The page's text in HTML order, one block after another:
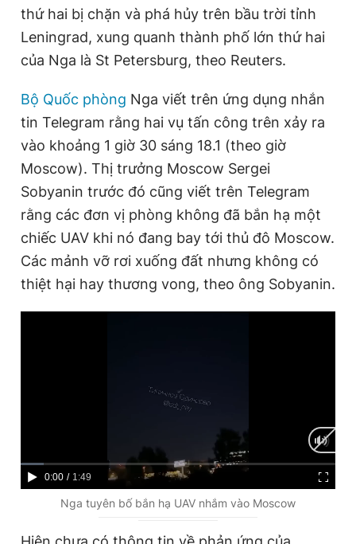
Thông tin tòa soạn Liên hệ quảng cáo
Đọc Thanh Niên trên điện thoại
Theo dõi báo trên
Hotline
0906 645 777
Liên hệ quảng cáo
0908 780 404
Phó tổng biên tập thường trực: Hải Thành
Phó tổng biên tập: Lâm Hiếu Dũng
Giấy phép xuất bản số 110/GP - BTTTT cấp ngày 24.3.2020
© 2003-2026 Bản quyền thuộc về Báo Thanh Niên. Cấm sao
chép dưới mọi hình thức nếu không có sự chấp thuận bằng văn
bản. Phát triển bởi ePi Technologies, JSC.
thứ hai bị chặn và phá hủy trên bầu trời tỉnh
Leningrad, xung quanh thành phố lớn thứ hai
của Nga là St Petersburg, theo Reuters.
Bộ Quốc phòng Nga viết trên ứng dụng nhắn
tin Telegram rằng hai vụ tấn công trên xảy ra
vào khoảng 1 giờ 30 sáng 18.1 (theo giờ
Moscow). Thị trưởng Moscow Sergei
Sobyanin trước đó cũng viết trên Telegram
rằng các đơn vị phòng không đã bắn hạ một
chiếc UAV khi nó đang bay tới thủ đô Moscow.
Các mảnh vỡ rơi xuống đất nhưng không có
thiệt hại hay thương vong, theo ông Sobyanin.
C
0:00 / D
u
1:49
Nga tuyên bố bắn hạ UAV nhắm vào Moscow